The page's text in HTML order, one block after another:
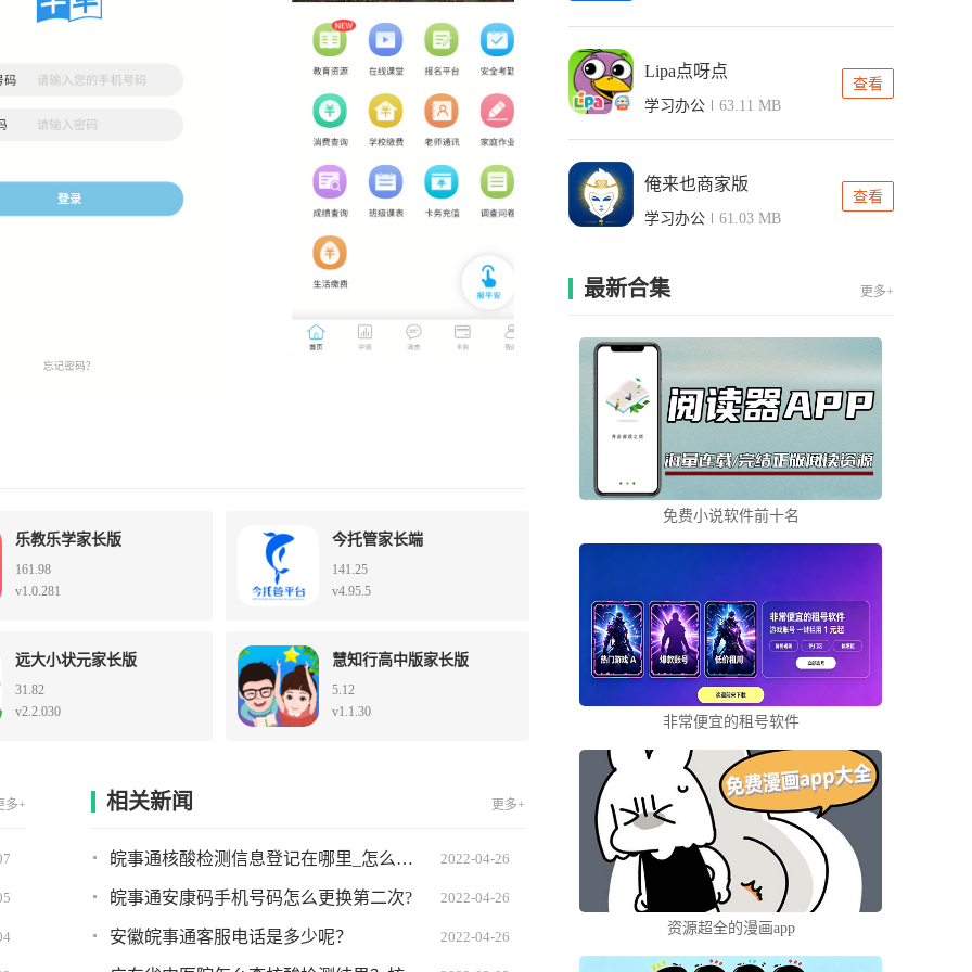
乐教乐学家长版
161.98
v1.0.281
今托管家长端
141.25
v4.95.5
远大小状元家长版
31.82
v2.2.030
慧知行高中版家长版
5.12
v1.1.30
多+ 相关新闻 更多+
皖事通核酸检测信息登记在哪里_怎么弄?详细图文教程 2022-04-26
皖事通安康码手机号码怎么更换第二次? 2022-04-26
安徽皖事通客服电话是多少呢？ 2022-04-26
Lipa点呀点
学习办公 63.11 MB
查看
俺来也商家版
学习办公 61.03 MB
查看
最新合集 更多+
免费小说软件前十名
非常便宜的租号软件
资源超全的漫画app